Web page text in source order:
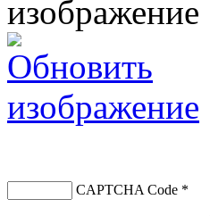
CAPTCHA Code *